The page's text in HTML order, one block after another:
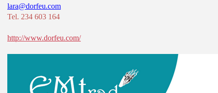
lara@dorfeu.com
Tel. 234 603 164
http://www.dorfeu.com/